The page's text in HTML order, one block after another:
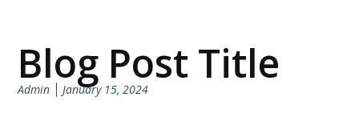
Blog Post Title
Admin January 15, 2024